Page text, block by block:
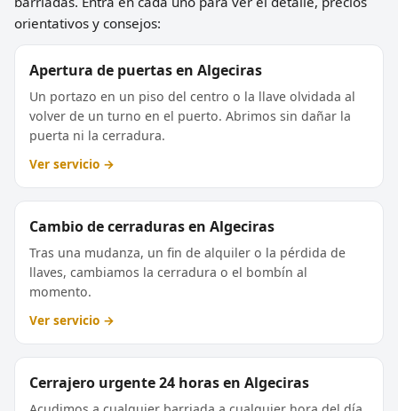
orientativos y consejos:
Apertura de puertas en Algeciras
Un portazo en un piso del centro o la llave olvidada al
volver de un turno en el puerto. Abrimos sin dañar la
puerta ni la cerradura.
Ver servicio →
Cambio de cerraduras en Algeciras
Tras una mudanza, un fin de alquiler o la pérdida de
llaves, cambiamos la cerradura o el bombín al
momento.
Ver servicio →
Cerrajero urgente 24 horas en Algeciras